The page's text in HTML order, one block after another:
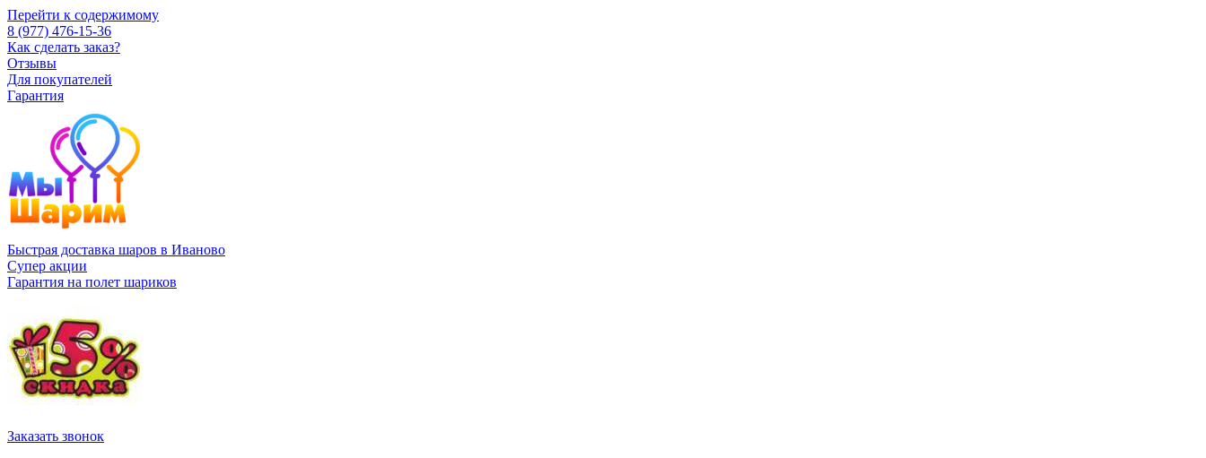
Перейти к содержимому
8 (977) 476-15-36
Как сделать заказ?
Отзывы
Для покупателей
Гарантия
Быстрая доставка шаров в Иваново
Супер акции
Гарантия на полет шариков
Заказать звонок